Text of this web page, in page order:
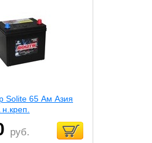
Solite 65 Ам Азия
руб.